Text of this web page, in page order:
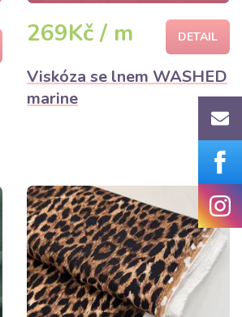
269Kč / m DETAIL
Viskóza se lnem WASHED
marine